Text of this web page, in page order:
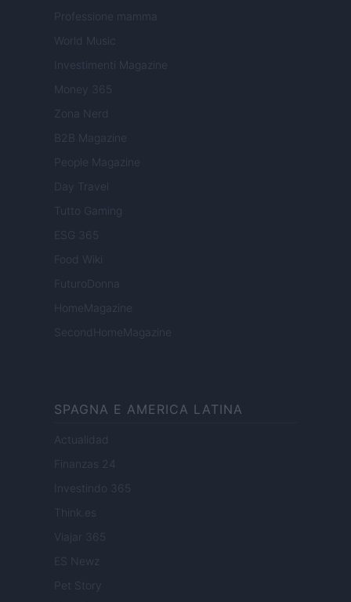
Professione mamma
World Music
Investimenti Magazine
Money 365
Zona Nerd
B2B Magazine
People Magazine
Day Travel
Tutto Gaming
ESG 365
Food Wiki
FuturoDonna
HomeMagazine
SecondHomeMagazine
SPAGNA E AMERICA LATINA
Actualidad
Finanzas 24
Investindo 365
Think.es
Viajar 365
ES Newz
Pet Story